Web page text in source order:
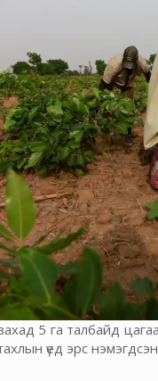
5 га талбайд
үед эрс